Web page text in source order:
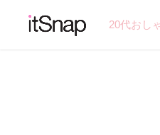
20代おし